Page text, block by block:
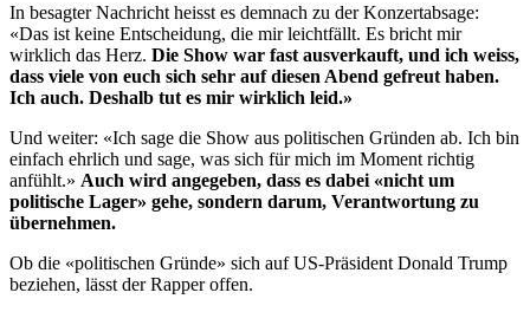
In besagter Nachricht heisst es demnach zu der Konzertabsage:
«Das ist keine Entscheidung, die mir leichtfällt. Es bricht mir
wirklich das Herz. Die Show war fast ausverkauft, und ich weiss,
dass viele von euch sich sehr auf diesen Abend gefreut haben.
Ich auch. Deshalb tut es mir wirklich leid.»
Und weiter: «Ich sage die Show aus politischen Gründen ab. Ich bin
einfach ehrlich und sage, was sich für mich im Moment richtig
anfühlt.» Auch wird angegeben, dass es dabei «nicht um
politische Lager» gehe, sondern darum, Verantwortung zu
übernehmen.
Ob die «politischen Gründe» sich auf US-Präsident Donald Trump
beziehen, lässt der Rapper offen.